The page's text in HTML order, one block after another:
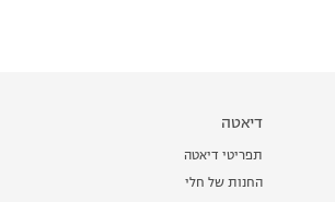
דיאטה
תפריטי דיאטה
החנות של חלי